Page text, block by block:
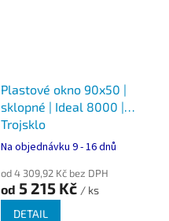
Plastové okno 90x50 |
sklopné | Ideal 8000 |
Trojsklo
Na objednávku 9 - 16 dnů
od 4 309,92 Kč bez DPH
od 5 215 Kč / ks
DETAIL